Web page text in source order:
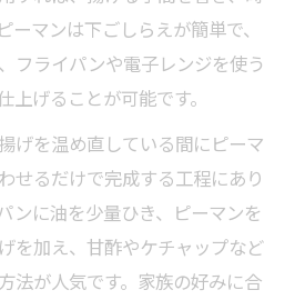
げピーマンの簡単レシピ
ーマンを使ったお助け献立
ンはフライパン調理が便利
ンで栄養も彩りもアップ
げとピーマンの絶妙バランス
甘酢仕立ての作り方ポイン
ーマンは下ごしらえが簡単で、
フライパンや電子レンジを使う
上げることが可能です。
げを温め直している間にピーマ
せるだけで完成する工程にあり
ンに油を少量ひき、ピーマンを
を加え、甘酢やケチャップなど
法が人気です。家族の好みに合